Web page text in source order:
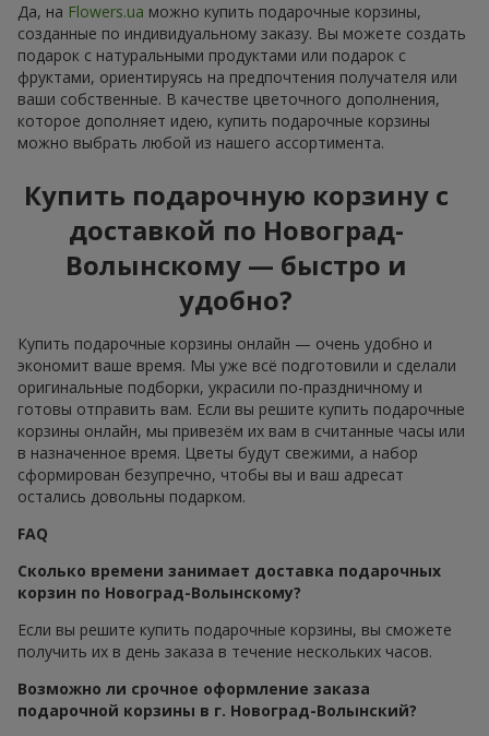
Да, на Flowers.ua можно купить подарочные корзины,
созданные по индивидуальному заказу. Вы можете создать
подарок с натуральными продуктами или подарок с
фруктами, ориентируясь на предпочтения получателя или
ваши собственные. В качестве цветочного дополнения,
которое дополняет идею, купить подарочные корзины
можно выбрать любой из нашего ассортимента.
Купить подарочную корзину с
доставкой по Новоград-
Волынскому — быстро и
удобно?
Купить подарочные корзины онлайн — очень удобно и
экономит ваше время. Мы уже всё подготовили и сделали
оригинальные подборки, украсили по-праздничному и
готовы отправить вам. Если вы решите купить подарочные
корзины онлайн, мы привезём их вам в считанные часы или
в назначенное время. Цветы будут свежими, а набор
сформирован безупречно, чтобы вы и ваш адресат
остались довольны подарком.
FAQ
Сколько времени занимает доставка подарочных
корзин по Новоград-Волынскому?
Если вы решите купить подарочные корзины, вы сможете
получить их в день заказа в течение нескольких часов.
Возможно ли срочное оформление заказа
подарочной корзины в г. Новоград-Волынский?